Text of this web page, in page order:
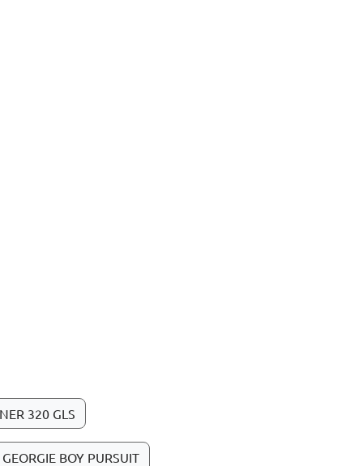
320 GLS
GEORGIE BOY PURSUIT